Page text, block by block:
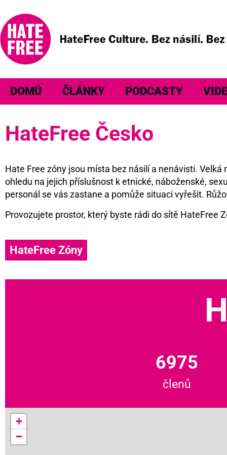
DOMŮ ČLÁNKY PODCASTY
HateFree Česko
Hate Free zóny jsou místa bez násilí a nenávisti.
ohledu na jejich příslušnost k etnické, náboženské,
personál se vás zastane a pomůže situaci vyřešit.
Provozujete prostor, který byste rádi do sítě HateFree
HateFree Zóny
6975
členů
+
−